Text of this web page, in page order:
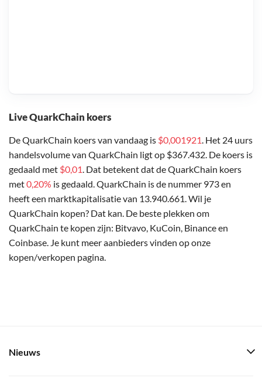
Live QuarkChain koers
De QuarkChain koers van vandaag is $0,001921. Het 24 uurs
handelsvolume van QuarkChain ligt op $367.432. De koers is
gedaald met $0,01. Dat betekent dat de QuarkChain koers
met0,20% is gedaald. QuarkChain is de nummer 973 en
heeft een marktkapitalisatie van 13.940.661. Wil je
QuarkChain kopen? Dat kan. De beste plekken om
QuarkChain te kopen zijn: Bitvavo, KuCoin, Binance en
Coinbase. Je kunt meer aanbieders vinden op onze
kopen/verkopen pagina.
Nieuws